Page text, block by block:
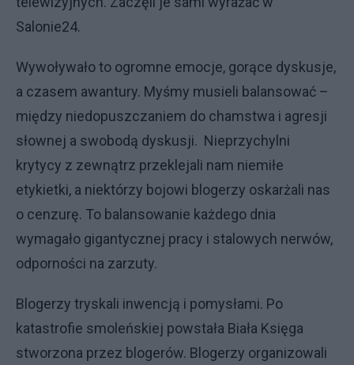
Salonie24.
Wywoływało to ogromne emocje, gorące dyskusje,
a czasem awantury. Myśmy musieli balansować –
między niedopuszczaniem do chamstwa i agresji
słownej a swobodą dyskusji. Nieprzychylni
krytycy z zewnątrz przeklejali nam niemiłe
etykietki, a niektórzy bojowi blogerzy oskarżali nas
o cenzurę. To balansowanie każdego dnia
wymagało gigantycznej pracy i stalowych nerwów,
odporności na zarzuty.
Blogerzy tryskali inwencją i pomysłami. Po
katastrofie smoleńskiej powstała Biała Księga
stworzona przez blogerów. Blogerzy organizowali